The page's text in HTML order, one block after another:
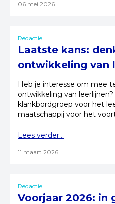
06 mei 2026
Redactie
Laatste kans:
ontwikkeling van
Heb je interesse om mee
ontwikkeling van
klankbordgroep voor het
maatschappij voor het
Lees verder...
11 maart 2026
Redactie
Voorjaar 2026: in